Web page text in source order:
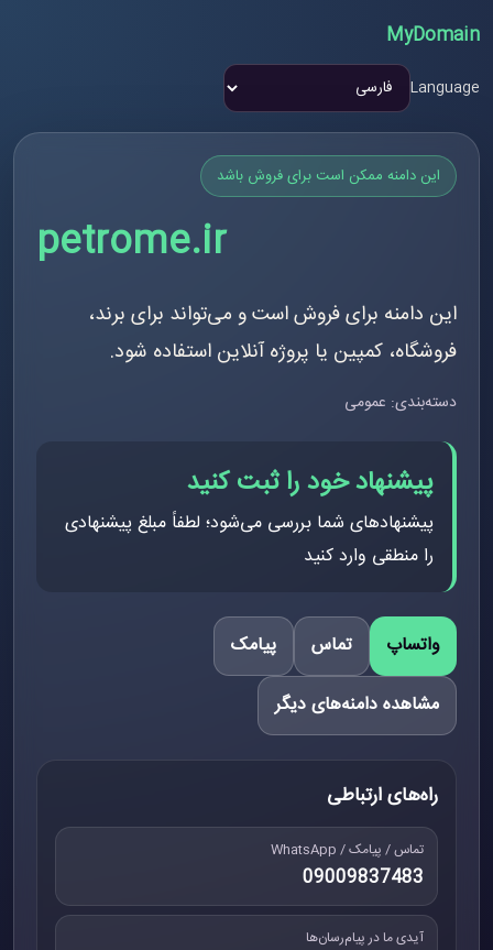
MyDomain
Language
این دامنه ممکن است برای فروش باشد
petrome.ir
این دامنه برای فروش است و می‌تواند برای برند،
فروشگاه، کمپین یا پروژه آنلاین استفاده شود.
دسته‌بندی: عمومی
پیشنهاد خود را ثبت کنید
پیشنهادهای شما بررسی می‌شود؛ لطفاً مبلغ پیشنهادی
را منطقی وارد کنید
واتساپ تماس
پیامک
مشاهده دامنه‌های دیگر
راه‌های ارتباطی
تماس / پیامک / WhatsApp
09009837483
آیدی ما در پیام‌رسان‌ها